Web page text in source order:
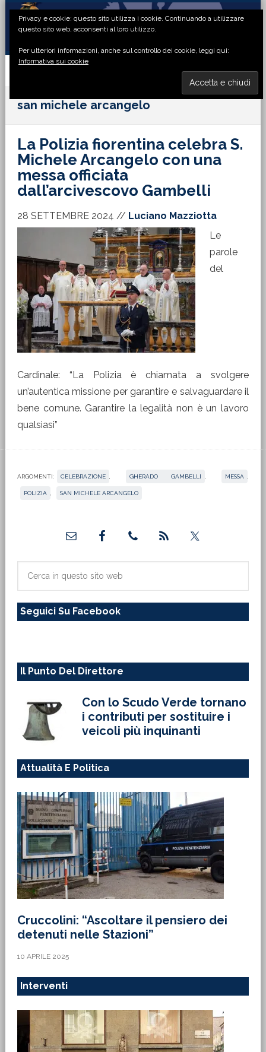
Passa
primaria
Passa
principale
Passa
laterale
Passa
di
san michele arcangelo
La Polizia fiorentina celebra S.
Michele Arcangelo con una
messa officiata
dall’arcivescovo Gambelli
28 SETTEMBRE 2024 // Luciano Mazziotta
Le
parole
del
Cardinale: “La Polizia è chiamata a svolgere
un’autentica missione per garantire e salvaguardare il
bene comune. Garantire la legalità non è un lavoro
qualsiasi”
ARGOMENTI: CELEBRAZIONE GHERADO GAMBELLI MESSA
POLIZIA SAN MICHELE ARCANGELO
primaria
sito
Seguici Su Facebook
Il Punto Del Direttore
Con lo Scudo Verde tornano
i contributi per sostituire i
veicoli più inquinanti
Attualità E Politica
Cruccolini: “Ascoltare il pensiero dei
detenuti nelle Stazioni”
10 APRILE 2025
Interventi
Privacy e cookie: questo sito utilizza i cookie. Continuando a utilizzare
questo sito web, acconsenti al loro utilizzo.
Per ulteriori informazioni, anche sul controllo dei cookie, leggi qui:
Informativa sui cookie